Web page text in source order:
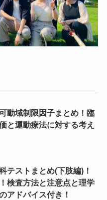
動域制限因子まとめ！臨
と運動療法に対する考え
テストまとめ(下肢編)！
検査方法と注意点と理学
アドバイス付き！